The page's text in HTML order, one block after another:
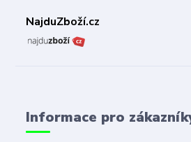
NajduZboží.cz
Informace pro